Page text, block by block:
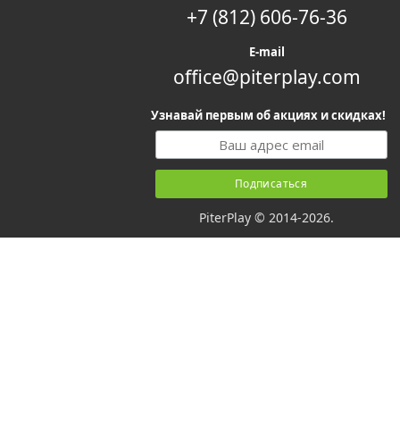
+7 (812) 606-76-36
E-mail
office@piterplay.com
Узнавай первым об акциях и скидках!
PiterPlay © 2014-2026.